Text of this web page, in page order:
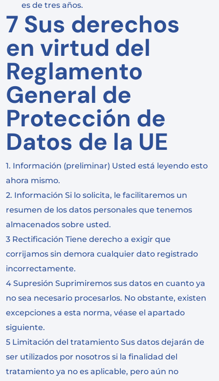
es de tres años.
7 Sus derechos
en virtud del
Reglamento
General de
Protección de
Datos de la UE
1. Información (preliminar) Usted está leyendo esto
ahora mismo.
2. Información Si lo solicita, le facilitaremos un
resumen de los datos personales que tenemos
almacenados sobre usted.
3 Rectificación Tiene derecho a exigir que
corrijamos sin demora cualquier dato registrado
incorrectamente.
4 Supresión Suprimiremos sus datos en cuanto ya
no sea necesario procesarlos. No obstante, existen
excepciones a esta norma, véase el apartado
siguiente.
5 Limitación del tratamiento Sus datos dejarán de
ser utilizados por nosotros si la finalidad del
tratamiento ya no es aplicable, pero aún no